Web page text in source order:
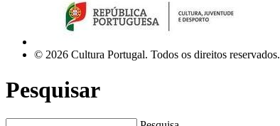
© 2026 Cultura Portugal. Todos os direitos reservados.
Pesquisar